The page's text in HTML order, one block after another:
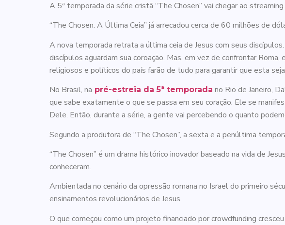
A 5ª temporada da série cristã “The Chosen” vai chegar ao
“The Chosen: A Última Ceia” já arrecadou cerca de 60 milhões de
A nova temporada retrata a última ceia de Jesus com seus
discípulos aguardam sua coroação. Mas, em vez de confrontar
religiosos e políticos do país farão de tudo para garantir que esta
No Brasil, na pré-estreia da 5ª temporada no Rio de Janeiro,
que sabe exatamente o que se passa em seu coração. Ele se
Dele. Então, durante a série, a gente vai percebendo o quanto
Segundo a produtora de “The Chosen”, a sexta e a penúltima
“The Chosen” é um drama histórico inovador baseado na vida de
conheceram.
Ambientada no cenário da opressão romana no Israel do primeiro
ensinamentos revolucionários de Jesus.
O que começou como um projeto financiado por crowdfunding